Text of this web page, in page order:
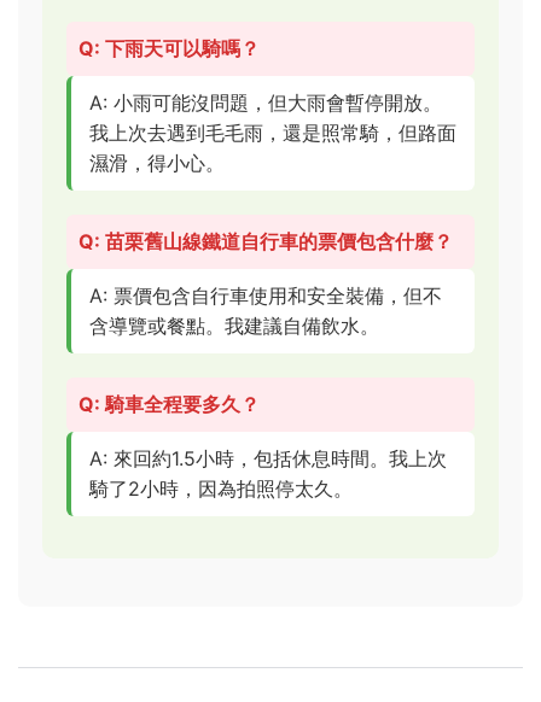
Q: 下雨天可以騎嗎？
A: 小雨可能沒問題，但大雨會暫停開放。
我上次去遇到毛毛雨，還是照常騎，但路面
濕滑，得小心。
Q: 苗栗舊山線鐵道自行車的票價包含什麼？
A: 票價包含自行車使用和安全裝備，但不
含導覽或餐點。我建議自備飲水。
Q: 騎車全程要多久？
A: 來回約1.5小時，包括休息時間。我上次
騎了2小時，因為拍照停太久。